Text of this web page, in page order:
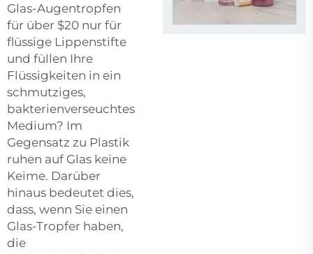
Glas-Augentropfen
für über $20 nur für
flüssige Lippenstifte
und füllen Ihre
Flüssigkeiten in ein
schmutziges,
bakterienverseuchtes
Medium? Im
Gegensatz zu Plastik
ruhen auf Glas keine
Keime. Darüber
hinaus bedeutet dies,
dass, wenn Sie einen
Glas-Tropfer haben,
die